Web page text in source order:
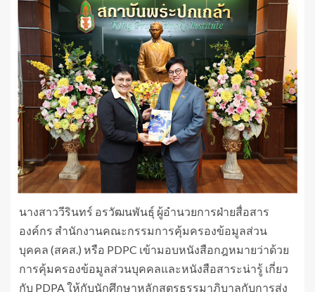
นางสาววีรินทร์ อรวัฒนพันธุ์ ผู้อำนวยการฝ่ายสื่อสาร
องค์กร สำนักงานคณะกรรมการคุ้มครองข้อมูลส่วน
บุคคล (สคส.) หรือ PDPC เข้ามอบหนังสือกฎหมายว่าด้วย
การคุ้มครองข้อมูลส่วนบุคคลและหนังสือสาระน่ารู้ เกี่ยว
กับ PDPA ให้กับนักศึกษาหลักสูตรธรรมาภิบาลกับการส่ง